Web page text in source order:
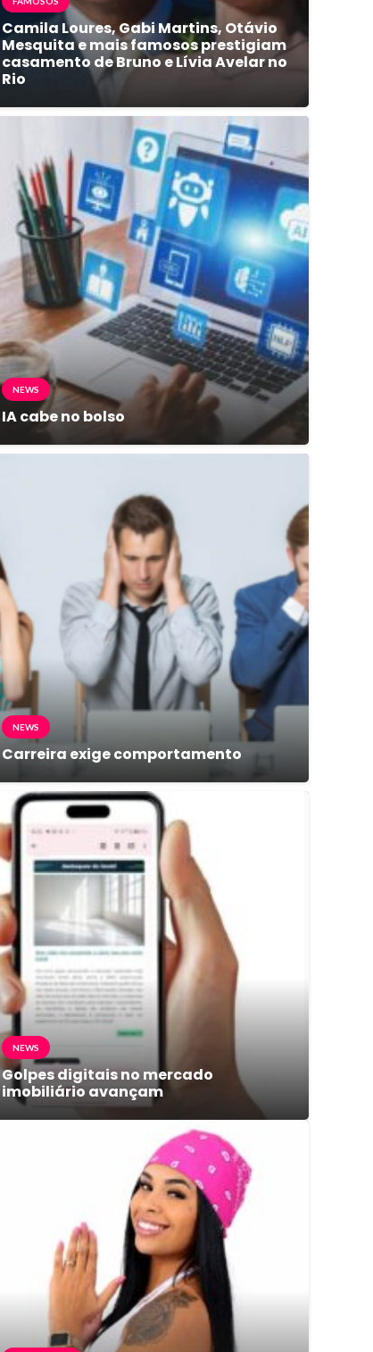
Camila Loures, Gabi Martins, Otávio
Mesquita e mais famosos prestigiam
casamento de Bruno e Lívia Avelar no
Rio
NEWS
IA cabe no bolso
NEWS
Carreira exige comportamento
NEWS
Golpes digitais no mercado
imobiliário avançam